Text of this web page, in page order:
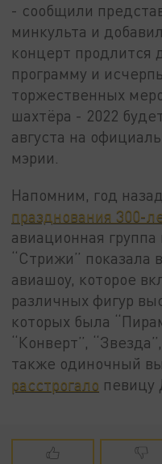
- сообщили
минкульта и
концерт продлится
программу и
торжественных
шахтёра - 2022
августа на
мэрии.
Напомним, год
празднования 300-
авиационная
“Стрижи” показала
авиашоу, которое
различных фигур
которых была
“Конверт”,
также одиночный
расстрогало певицу